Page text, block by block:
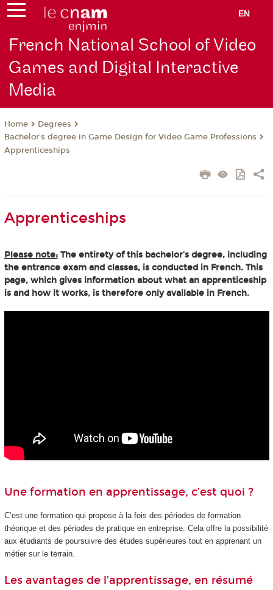
EN
French National School of Video
Games and Digital Interactive
Media
Home
Degrees
Bachelor's degree in Game Design for Video Game Professions
Apprenticeships
Apprenticeships
Please note:The entirety of this bachelor’s degree, including
the entrance exam and classes, is conducted in French. This
page, which gives information about what an apprenticeship
is and how it works, is therefore only available in French.
Une formation en apprentissage, c’est quoi ?
C’est une formation qui propose à la fois des périodes de formation
théorique et des périodes de pratique en entreprise. Cela offre la possibilité
aux étudiants de poursuivre des études supérieures tout en apprenant un
métier sur le terrain.
Les avantages de l’apprentissage, en résumé